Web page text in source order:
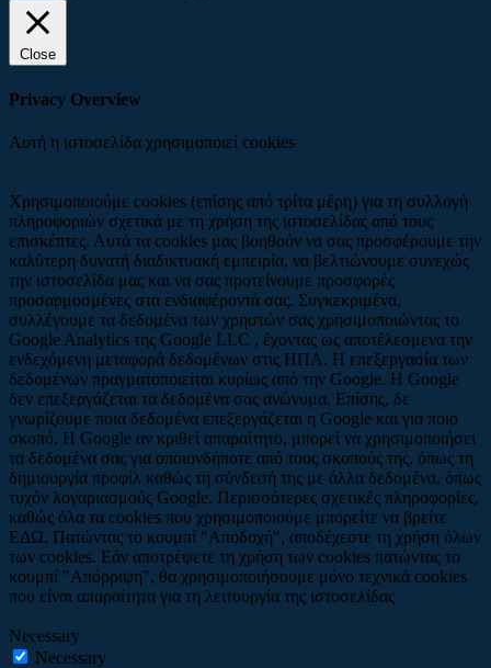
Close
Privacy Overview
Αυτή η ιστοσελίδα χρησιμοποιεί cookies
Χρησιμοποιούμε cookies (επίσης από τρίτα μέρη) για τη συλλογή
πληροφοριών σχετικά με τη χρήση της ιστοσελίδας από τους
επισκέπτες. Αυτά τα cookies μας βοηθούν να σας προσφέρουμε την
καλύτερη δυνατή διαδικτυακή εμπειρία, να βελτιώνουμε συνεχώς
την ιστοσελίδα μας και να σας προτείνουμε προσφορές
προσαρμοσμένες στα ενδιαφέροντά σας. Συγκεκριμένα,
συλλέγουμε τα δεδομένα των χρηστών σας χρησιμοποιώντας το
Google Analytics της Google LLC , έχοντας ως αποτέλεσμενα την
ενδεχόμενη μεταφορά δεδομένων στις ΗΠΑ. Η επεξεργασία των
δεδομένων πραγματοποιείται κυρίως από την Google. Η Google
δεν επεξεργάζεται τα δεδομένα σας ανώνυμα. Επίσης, δε
γνωρίζουμε ποια δεδομένα επεξεργάζεται η Google και για ποιο
σκοπό. Η Google αν κριθεί απαραίτητο, μπορεί να χρησιμοποιήσει
τα δεδομένα σας για οποιονδήποτε από τους σκοπούς της, όπως τη
δημιουργία προφίλ καθώς τη σύνδεσή της με άλλα δεδομένα, όπως
τυχόν λογαριασμούς Google. Περισσότερες σχετικές πληροφορίες,
καθώς όλα τα cookies που χρησιμοποιούμε μπορείτε να βρείτε
ΕΔΩ. Πατώντας το κουμπί "Αποδοχή", αποδέχεστε τη χρήση όλων
των cookies. Εάν αποτρέψετε τη χρήση των cookies πατώντας το
κουμπί "Απόρριψη", θα χρησιμοποιήσουμε μόνο τεχνικά cookies
που είναι απαραίτητα για τη λειτουργία της ιστοσελίδας
Necessary
Necessary